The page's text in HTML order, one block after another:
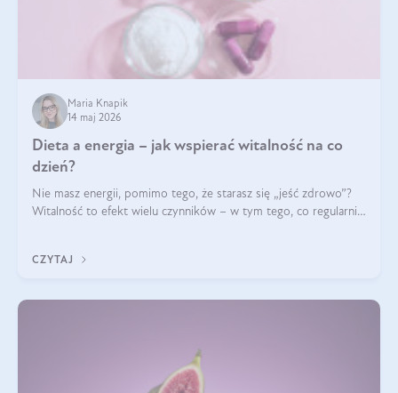
Maria Knapik
14 maj 2026
Dieta a energia – jak wspierać witalność na co
dzień?
Nie masz energii, pomimo tego, że starasz się „jeść zdrowo”?
Witalność to efekt wielu czynników – w tym tego, co regularnie
CZYTAJ